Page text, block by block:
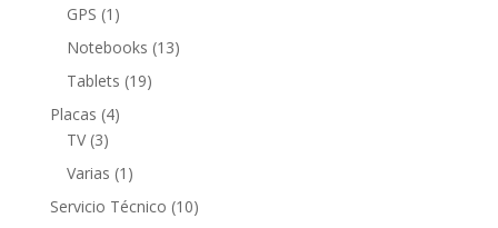
GPS 1 1
producto
Notebooks 1313
Tablets 1919
Placas 44
TV 33
productos
Varias 1 1
producto
Servicio Técnico 1010